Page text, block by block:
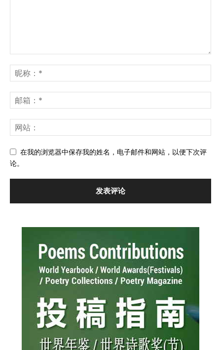
在我的浏览器中保存我的姓名，电子邮件和网站，以便下次评
论。